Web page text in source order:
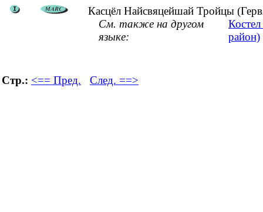
Касцёл Найсвяцейшай Тройцы
См. также на другом
языке:
район)
Стр.: <== Пред. След. ==>